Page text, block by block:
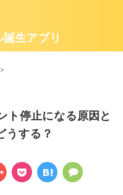
生アプリ
>
ト停止になる原因と
うする？